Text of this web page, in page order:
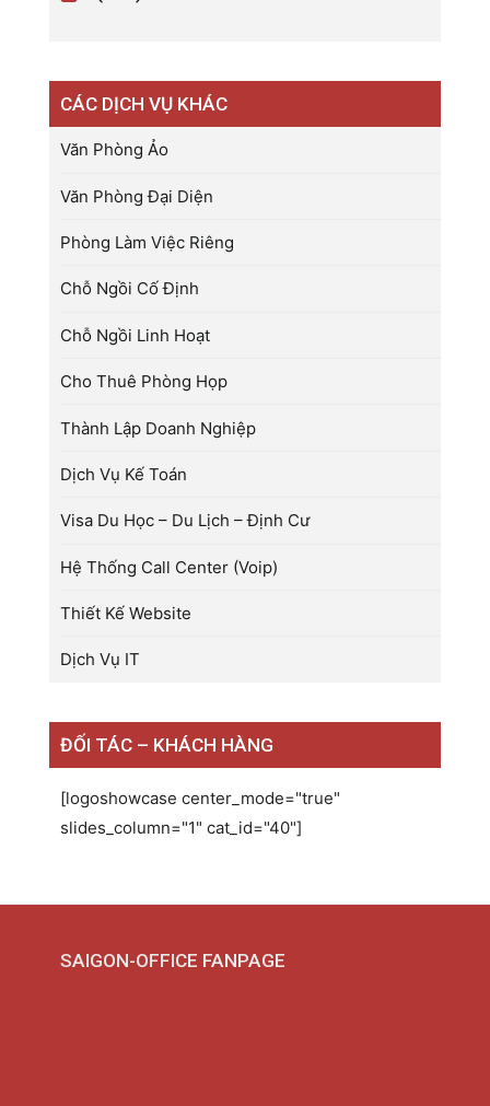
CÁC DỊCH VỤ KHÁC
Văn Phòng Ảo
Văn Phòng Đại Diện
Phòng Làm Việc Riêng
Chỗ Ngồi Cố Định
Chỗ Ngồi Linh Hoạt
Cho Thuê Phòng Họp
Thành Lập Doanh Nghiệp
Dịch Vụ Kế Toán
Visa Du Học – Du Lịch – Định Cư
Hệ Thống Call Center (Voip)
Thiết Kế Website
Dịch Vụ IT
ĐỐI TÁC – KHÁCH HÀNG
[logoshowcase center_mode="true"
slides_column="1" cat_id="40"]
SAIGON-OFFICE FANPAGE